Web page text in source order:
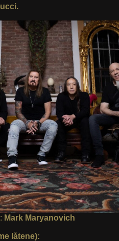
Mark Maryanovich
låtene):